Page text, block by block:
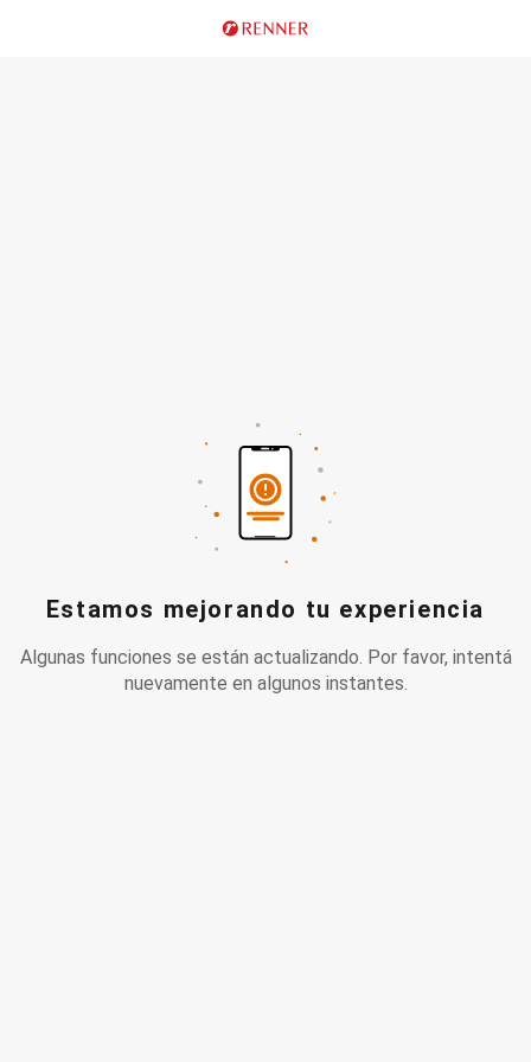
Estamos mejorando tu experiencia
Algunas funciones se están actualizando. Por favor, intentá
nuevamente en algunos instantes.